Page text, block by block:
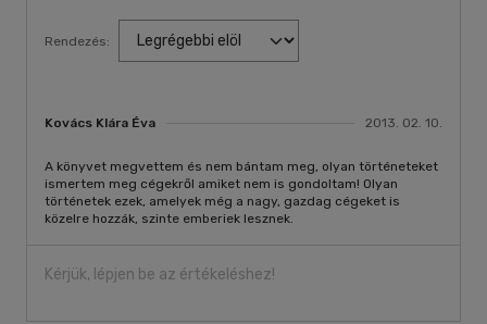
Rendezés:
Kovács Klára Éva 2013. 02. 10.
A könyvet megvettem és nem bántam meg, olyan történeteket
ismertem meg cégekről amiket nem is gondoltam! Olyan
történetek ezek, amelyek még a nagy, gazdag cégeket is
közelre hozzák, szinte emberiek lesznek.
Kérjük, lépjen be az értékeléshez!